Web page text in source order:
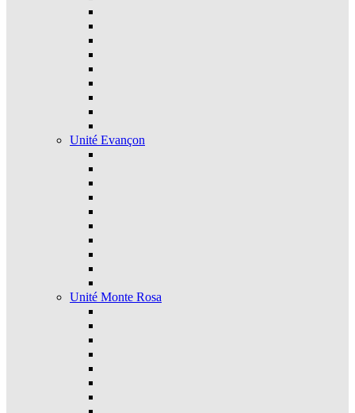
Unité Evançon
Unité Monte Rosa